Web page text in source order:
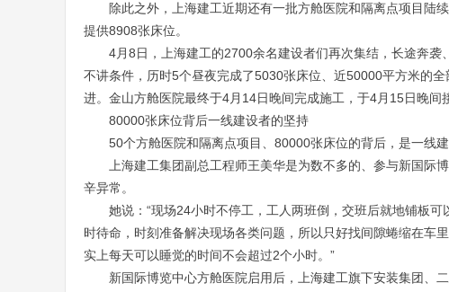
除此之外，上海建工近期还有一批方舱医院和隔离点项目陆
提供8908张床位。
4月8日，上海建工的2700余名建设者们再次集结，长途奔袭
不讲条件，历时5个昼夜完成了5030张床位、近50000平方米的
进。金山方舱医院最终于4月14日晚间完成施工，于4月15日晚间
80000张床位背后一线建设者的坚持
50个方舱医院和隔离点项目、80000张床位的背后，是一线建
上海建工集团副总工程师王美华是为数不多的、参与新国
辛异常。
她说：“现场24小时不停工，工人两班倒，交班后就地铺板
时待命，时刻准备解决现场各类问题，所以只好找间隙蜷缩在车
实上每天可以睡觉的时间不会超过2个小时。”
新国际博览中心方舱医院启用后，上海建工旗下安装集团、